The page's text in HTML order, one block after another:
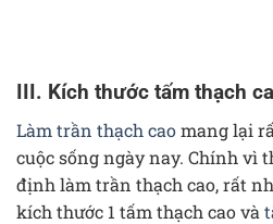
III. Kích thước tấm thạch
Làm trần thạch caomang lại
cuộc sống ngày nay. Chính vì
định làm trần thạch cao, rất
kích thước 1 tấm thạch cao và